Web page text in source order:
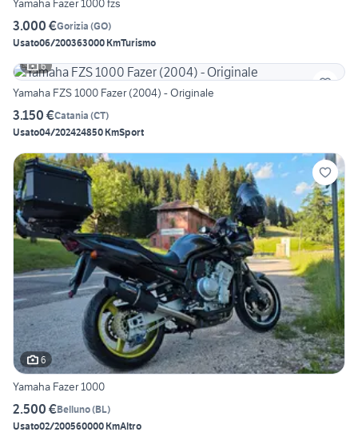
Yamaha Fazer 1000 fzs
3.000 €Gorizia (GO)
Usato06/200363000 KmTurismo
6
Yamaha FZS 1000 Fazer (2004) - Originale
3.150 €Catania (CT)
Usato04/202424850 KmSport
6
Yamaha Fazer 1000
2.500 €Belluno(BL)
Usato02/200560000 KmAltro